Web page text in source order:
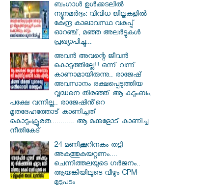
ബംഗാൾ ഉൾക്കടലിൽ
ന്യൂനമർദ്ദം: വിവിധ ജില്ലകളിൽ
കേന്ദ്ര കാലാവസ്ഥ വകുപ്പ്
ഓറഞ്ച്, മഞ്ഞ അലർട്ടുകൾ
പ്രഖ്യാപിച്ചു...
അവൻ അവന്റെ ജീവൻ
കൊടുത്തില്ലേ!! ഒന്ന് വന്ന്
കാണാമായിരുന്നു.. രാജേഷ്
അവസാനം രക്ഷപ്പെടുത്തിയ
വൃദ്ധനെ തിരഞ്ഞ് ആ കുടുംബം;
പക്ഷേ വന്നില്ല.. രാജേഷിൻ്റെ
മൃതദേഹത്തോട് കാണിച്ചത്
കൊടുംക്രൂരത............ ആ മക്കളോട് കാണിച്ച
നീതികേട്
24 മണിക്കൂറിനകം തട്ടി
അകത്തുകയറ്റണം....
ചെന്നിത്തലയുടെ ഗർജനം..
ആയങ്കിയിലൂടെ വീഴും CPM-